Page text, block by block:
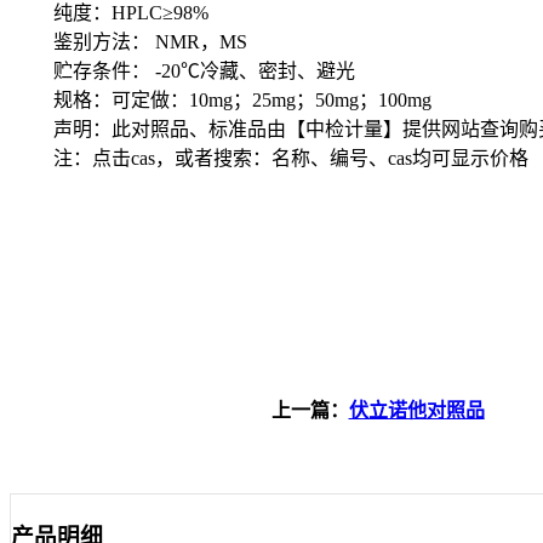
纯度：HPLC≥98%
鉴别方法： NMR，MS
贮存条件： -20℃冷藏、密封、避光
规格：可定做：10mg；25mg；50mg；100mg
声明：此对照品、标准品由【中检计量】提供网站查询购
注：点击cas，或者搜索：名称、编号、cas均可显示价格
上一篇： 伏立诺他对照品
产品明细